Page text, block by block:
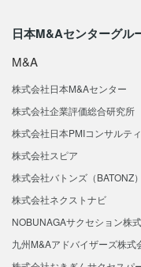
日本M&Aセンターグル
M&A
株式会社日本M&Aセンター
株式会社企業評価総合研究所
株式会社日本PMIコンサルテ
株式会社スピア
株式会社バトンズ（BATONZ）
株式会社ネクストナビ
NOBUNAGAサクセション株
九州M&Aアドバイザーズ株式